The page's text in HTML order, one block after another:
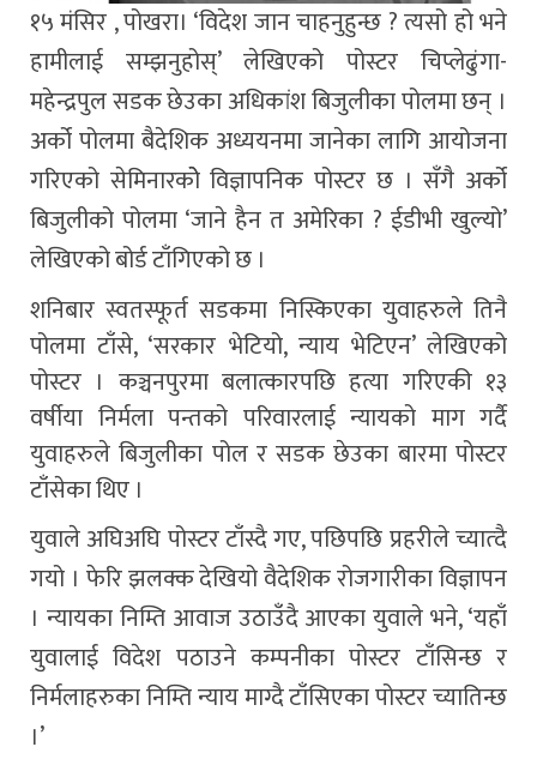
१५ मंसिर , पोखरा। ‘विदेश जान चाहनुहुन्छ ? त्यसो हो भने
हामीलाई सम्झनुहोस्’ लेखिएको पोस्टर चिप्लेढुंगा-
महेन्द्रपुल सडक छेउका अधिकांश बिजुलीका पोलमा छन् ।
अर्को पोलमा बैदेशिक अध्ययनमा जानेका लागि आयोजना
गरिएको सेमिनारकोे विज्ञापनिक पोस्टर छ । सँगै अर्को
बिजुलीको पोलमा ‘जाने हैन त अमेरिका ? ईडीभी खुल्यो’
लेखिएको बोर्ड टाँगिएको छ ।
शनिबार स्वतस्फूर्त सडकमा निस्किएका युवाहरुले तिनै
पोलमा टाँसे, ‘सरकार भेटियो, न्याय भेटिएन’ लेखिएको
पोस्टर । कञ्चनपुरमा बलात्कारपछि हत्या गरिएकी १३
वर्षीया निर्मला पन्तको परिवारलाई न्यायको माग गर्दै
युवाहरुले बिजुलीका पोल र सडक छेउका बारमा पोस्टर
टाँसेका थिए ।
युवाले अघिअघि पोस्टर टाँस्दै गए, पछिपछि प्रहरीले च्यात्दै
गयो । फेरि झलक्क देखियो वैदेशिक रोजगारीका विज्ञापन
। न्यायका निम्ति आवाज उठाउँदै आएका युवाले भने, ‘यहाँ
युवालाई विदेश पठाउने कम्पनीका पोस्टर टाँसिन्छ र
निर्मलाहरुका निम्ति न्याय माग्दै टाँसिएका पोस्टर च्यातिन्छ
।’